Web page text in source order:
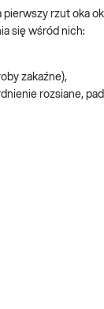
rzut oka
się wśród nich:
zakaźne),
rozsiane,